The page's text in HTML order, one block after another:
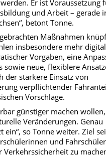
Er ist Voraussetzung
und Arbeit – gerade
betont Tonne.
Maßnahmen
insbesondere mehr
Vorgaben, eine
sowie neue, flexiblere
der stärkere Einsatz von
verpflichtender
Vorschläge.
günstiger machen wollen,
Veränderungen. Genau
ein“, so Tonne weiter. Ziel
und
zu